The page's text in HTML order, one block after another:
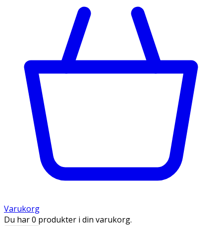
Varukorg
Du har 0 produkter i din varukorg.